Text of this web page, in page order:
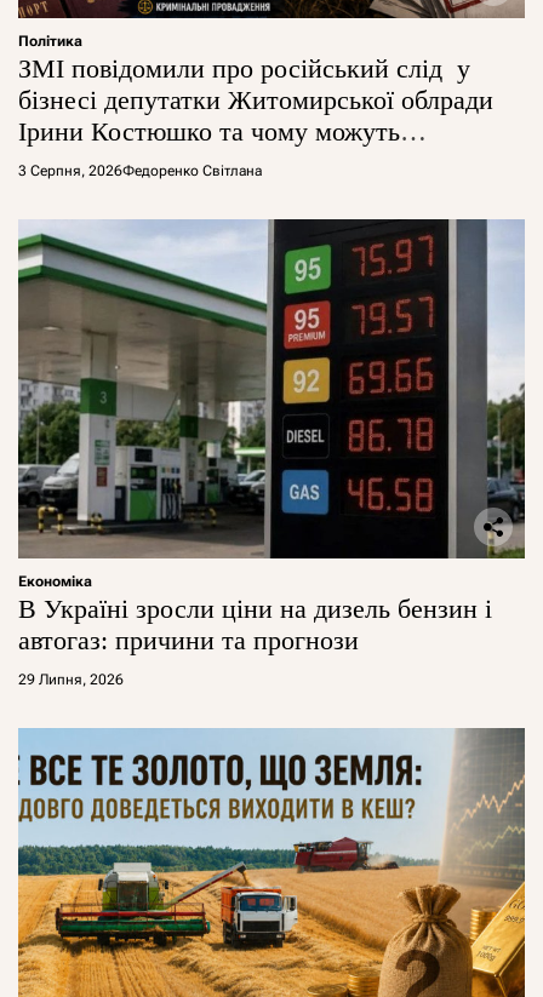
Політика
ЗМІ повідомили про російський слід у
бізнесі депутатки Житомирської облради
Ірини Костюшко та чому можуть
арештувати її активи
3 Серпня, 2026Федоренко Світлана
Економіка
В Україні зросли ціни на дизель бензин і
автогаз: причини та прогнози
29 Липня, 2026